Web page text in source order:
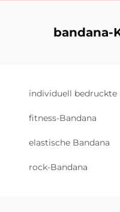
bandana-
individuell bedruckte
fitness-Bandana
elastische Bandana
rock-Bandana